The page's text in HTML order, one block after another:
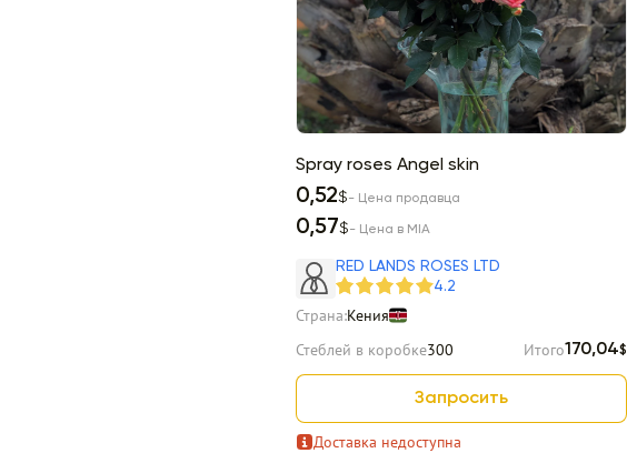
Spray roses Angel skin
0,52$- Цена продавца
0,57$- Цена в MIA
RED LANDS ROSES LTD
4.2
Страна:Кения
Стеблей в коробке300 Итого170,04$
Запросить
Доставка недоступна